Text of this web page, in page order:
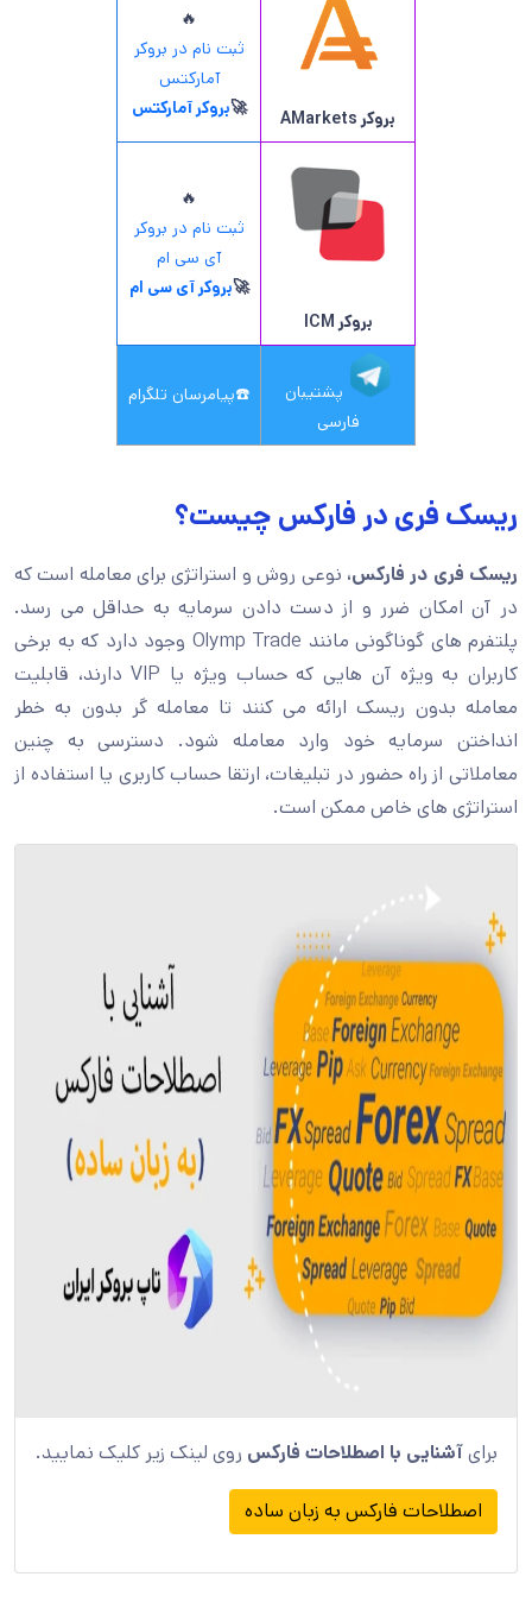
بروکر AMarkets
🔥
ثبت نام در بروکر
آمارکتس
🚀بروکر آمارکتس
بروکر ICM
🔥
ثبت نام در بروکر
آی سی ام
🚀بروکر آی سی ام
پشتیبان
فارسی
☎️پیامرسان تلگرام
ریسک فری در فارکس چیست؟
ریسک فری در فارکس، نوعی روش و استراتژی برای معامله است که
در آن امکان ضرر و از دست دادن سرمایه به حداقل می رسد.
پلتفرم های گوناگونی مانند Olymp Trade وجود دارد که به برخی
کاربران به ویژه آن هایی که حساب ویژه یا VIP دارند، قابلیت
معامله بدون ریسک ارائه می کنند تا معامله گر بدون به خطر
انداختن سرمایه خود وارد معامله شود. دسترسی به چنین
معاملاتی از راه حضور در تبلیغات، ارتقا حساب کاربری یا استفاده از
استراتژی های خاص ممکن است.
برایآشنایی با اصطلاحات فارکس روی لینک زیر کلیک نمایید.
اصطلاحات فارکس به زبان ساده